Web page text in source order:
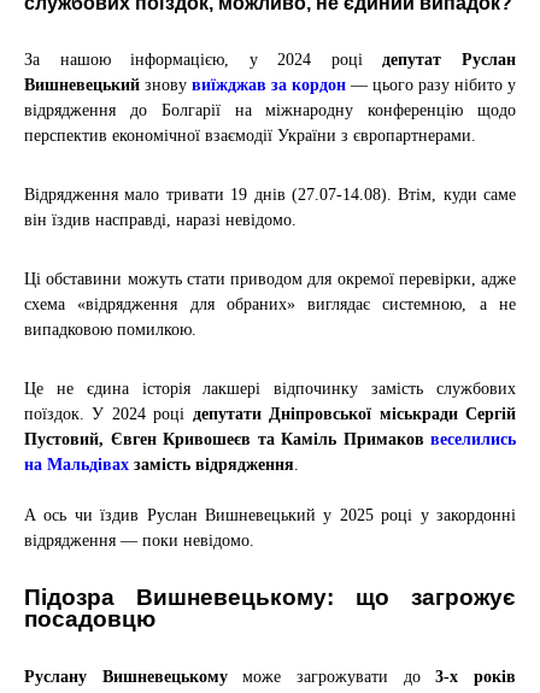
За нашою інформацією, у 2024 роцідепутат Руслан
Вишневецький знову виїжджав за кордон — цього разу нібито у
відрядження до Болгарії на міжнародну конференцію щодо
перспектив економічної взаємодії України з європартнерами.
Відрядження мало тривати 19 днів (27.07-14.08). Втім, куди саме
він їздив насправді, наразі невідомо.
Ці обставини можуть стати приводом для окремої перевірки, адже
схема «відрядження для обраних» виглядає системною, а не
випадковою помилкою.
Це не єдина історія лакшері відпочинку замість службових
поїздок. У 2024 році депутати Дніпровської міськради Сергій
Пустовий, Євген Кривошеєв та Каміль Примаков веселились
на Мальдівах замість відрядження.
А ось чи їздив Руслан Вишневецький у 2025 році у закордонні
відрядження — поки невідомо.
Підозра Вишневецькому: що загрожує
посадовцю
Руслану Вишневецькомуможе загрожувати до3-х років